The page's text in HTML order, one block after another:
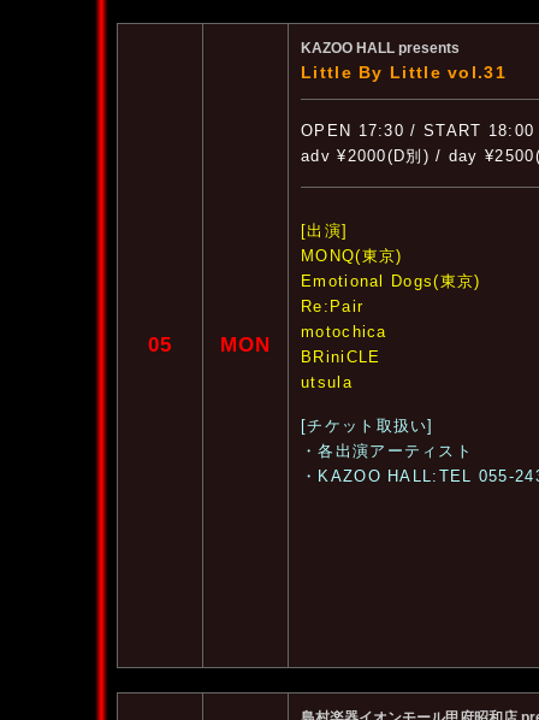
05 MON
KAZOO HALL presents
Little By Little vol.31
OPEN 17:30 / START 18:00
adv ¥2000(D別) / day
[出演]
MONQ(東京)
Emotional Dogs(東京)
Re:Pair
motochica
BRiniCLE
utsula
[チケット取扱い]
・各出演アーティスト
・KAZOO HALL:TEL 055-